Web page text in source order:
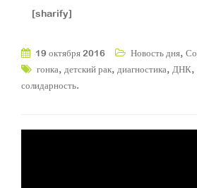
[sharify]
19 октября 2016 Новость дня,
гонка, детский рак, диагностика, ДНК,
солидарность.